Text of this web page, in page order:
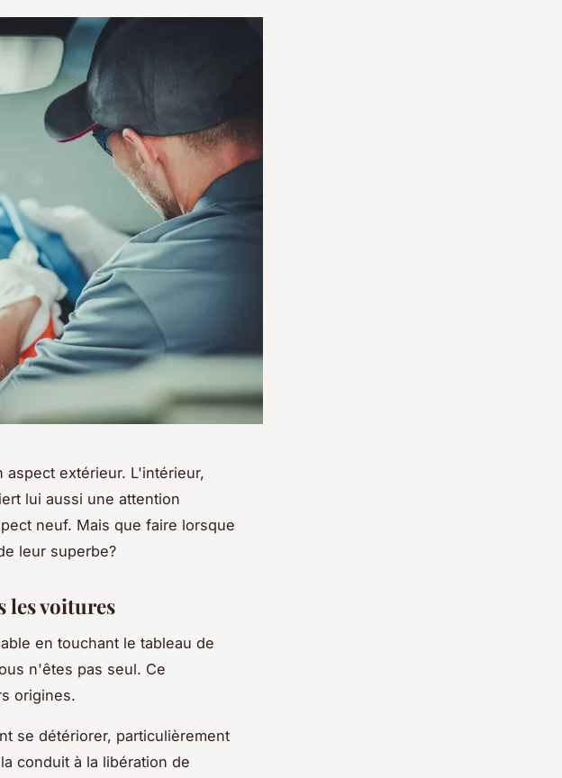
extérieur. L'intérieur,
lui aussi une attention
neuf. Mais que faire lorsque
leur superbe?
les voitures
en touchant le tableau de
n'êtes pas seul. Ce
origines.
se détériorer, particulièrement
conduit à la libération de